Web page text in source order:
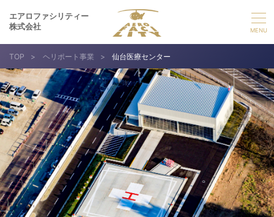
エアロファシリティー
株式会社
選ばれる理由
事業紹介
実績紹介
企業情報
採用情報
TOP > ヘリポート事業 > 仙台医療センター